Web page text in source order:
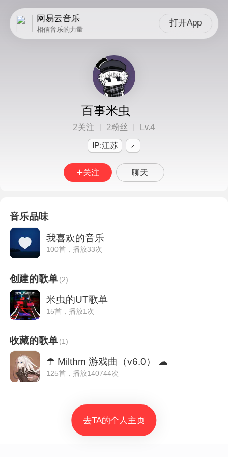
网易云音乐
相信音乐的力量
打开App
百事米虫
2关注 2粉丝 Lv.4
IP:江苏
关注 聊天
音乐品味
我喜欢的音乐
100首，播放33次
创建的歌单(2)
米虫的UT歌单
15首，播放1次
收藏的歌单(1)
☂ Milthm 游戏曲（v6.0） ☁
125首，播放140744次
去TA的个人主页